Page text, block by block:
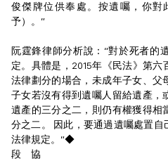
俊傑牌位供奉處。按遺囑，你對
予）。”
阮霆鋒律師分析說：“對於死者的
定。具體是，2015年《民法》第
法律劃分的場合，未成年子女、父
子女若沒有得到遺囑人留給遺產，
遺產的三分之二，則仍有權獲得相
分之二。 因此，要通過遺囑處置
法律規定。”◆
段 協